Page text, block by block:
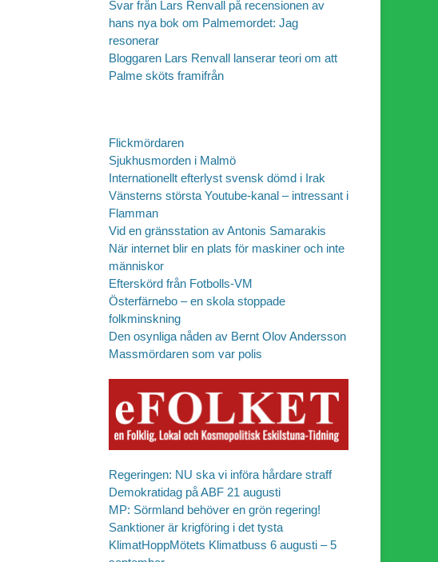
Svar från Lars Renvall på recensionen av
hans nya bok om Palmemordet: Jag
resonerar
Bloggaren Lars Renvall lanserar teori om att
Palme sköts framifrån
Flickmördaren
Sjukhusmorden i Malmö
Internationellt efterlyst svensk dömd i Irak
Vänsterns största Youtube-kanal – intressant i
Flamman
Vid en gränsstation av Antonis Samarakis
När internet blir en plats för maskiner och inte
människor
Efterskörd från Fotbolls-VM
Österfärnebo – en skola stoppade
folkminskning
Den osynliga nåden av Bernt Olov Andersson
Massmördaren som var polis
Regeringen: NU ska vi införa hårdare straff
Demokratidag på ABF 21 augusti
MP: Sörmland behöver en grön regering!
Sanktioner är krigföring i det tysta
KlimatHoppMötets Klimatbuss 6 augusti – 5